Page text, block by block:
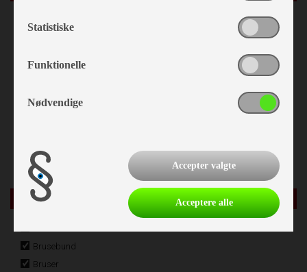
Støddæmpere
Vindue i dør
Køkken - Bad & Toilet
Brusebund
Bruser
Statistiske
Funktionelle
Nødvendige
Accepter valgte
Acceptere alle